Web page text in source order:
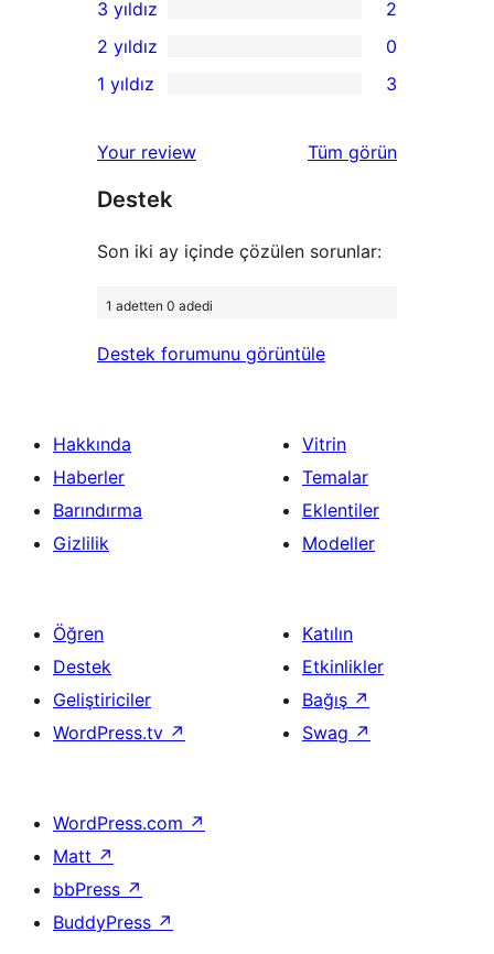
yıldızlı
inceleme
4
yıldızlı
inceleme
2
3
yıldızlı
3 yıldız 2
2
inceleme
2 yıldız 0
yıldızlı
inceleme
1 yıldız 3
Your review Tüm değerlendirmeleri
görün
Destek
Son iki ay içinde çözülen sorunlar:
1 adetten 0 adedi
Destek forumunu görüntüle
Hakkında
Haberler
Barındırma
Gizlilik
Vitrin
Temalar
Eklentiler
Modeller
Öğren
Destek
Geliştiriciler
WordPress.tv ↗
Katılın
Etkinlikler
Bağış ↗
Swag ↗
WordPress.com ↗
Matt ↗
bbPress ↗
BuddyPress ↗